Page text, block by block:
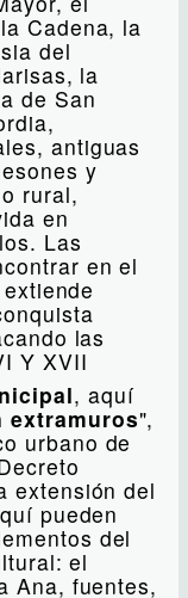
Cadena, la
del
la
de San
antiguas
y
rural,
en
Las
en el
las
Y XVII
, aquí
extramuros",
urbano de
extensión del
pueden
del
el
Ana, fuentes,